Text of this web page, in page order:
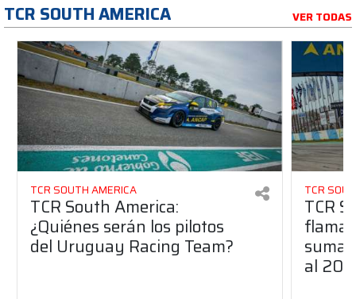
TCR SOUTH AMERICA VER TODAS
TCR SOUTH AMERICA
TCR South America:
¿Quiénes serán los pilotos
del Uruguay Racing Team?
TCR
TCR
suma
al